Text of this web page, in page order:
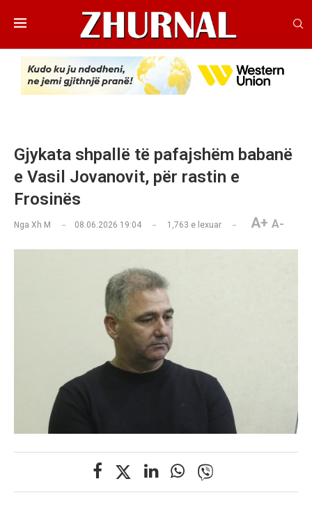
Gjykata shpallë të pafajshëm babanë
e Vasil Jovanovit, për rastin e
Frosinës
Nga Xh M 08.06.2026 19:04 1,763 e lexuar A+ A-